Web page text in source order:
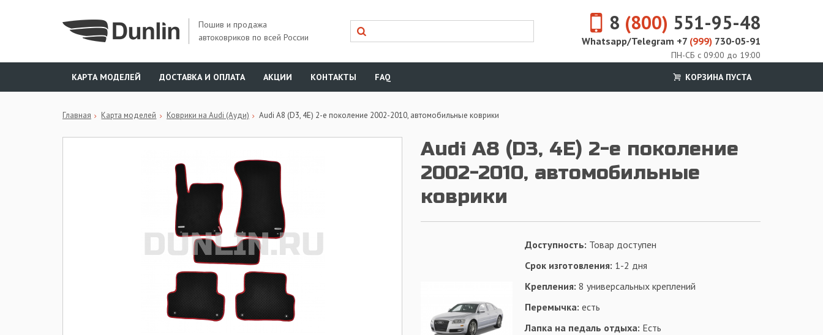
Пошив и продажа
автоковриков по всей России
8 (800) 551-95-48
Whatsapp/Telegram +7 (999) 730-05-91
ПН-СБ с 09:00 до 19:00
КАРТА МОДЕЛЕЙ
ДОСТАВКА И ОПЛАТА АКЦИИ КОНТАКТЫ FAQ КОРЗИНА ПУСТА
Главная Карта моделей Коврики на Audi (Ауди) Audi A8 (D3, 4E) 2-е поколение 2002-2010, автомобильные коврики
Audi A8 (D3, 4E) 2-е поколение
2002-2010, автомобильные
коврики
Доступность: Товар доступен
Срок изготовления: 1-2 дня
Крепления: 8 универсальных креплений
Перемычка: есть
Лапка на педаль отдыха: Есть